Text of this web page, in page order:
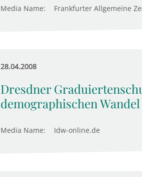
Media Name: Frankfurter Allgemeine
28.04.2008
Dresdner
demographischen Wandel
Media Name: Idw-online.de